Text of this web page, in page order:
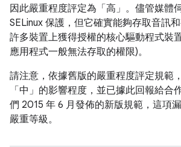
因此嚴重程度評定為「高」。儘管媒體
SELinux 保護，但它確實能夠存取音訊
許多裝置上獲得授權的核心驅動程式裝
應用程式一般無法存取的權限)。
請注意，依據舊版的嚴重程度評定規範
「中」的影響程度，並已據此回報給合
們 2015 年 6 月發佈的新版規範，這項
嚴重等級。